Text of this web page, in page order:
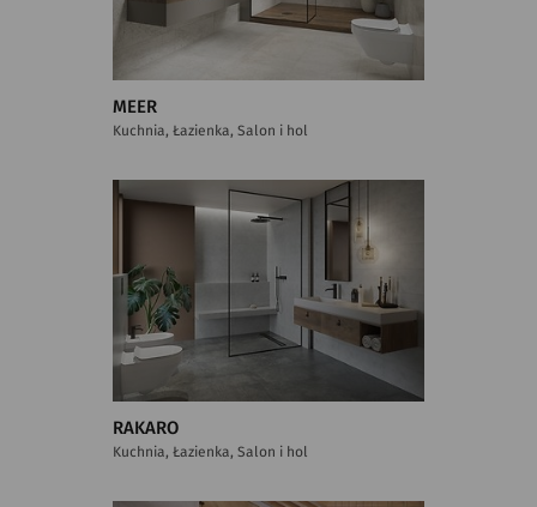
MEER
Kuchnia, Łazienka, Salon i hol
RAKARO
Kuchnia, Łazienka, Salon i hol